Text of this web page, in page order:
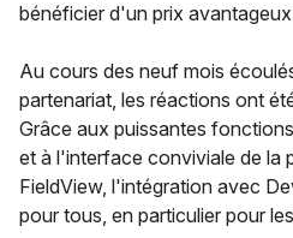
bénéficier d'un prix
Au cours des neuf mois
partenariat, les réactions ont
Grâce aux puissantes
et à l'interface conviviale de la
FieldView, l'intégration avec
pour tous, en particulier pour